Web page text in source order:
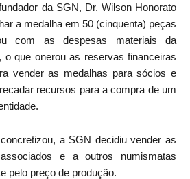
da SGN, Dr. Wilson Honorato
a medalha em 50 (cinquenta) peças
com as despesas materiais da
o que onerou as reservas financeiras
vender as medalhas para sócios e
recursos para a compra de um
a SGN decidiu vender as
e a outros numismatas
pelo preço de produção.